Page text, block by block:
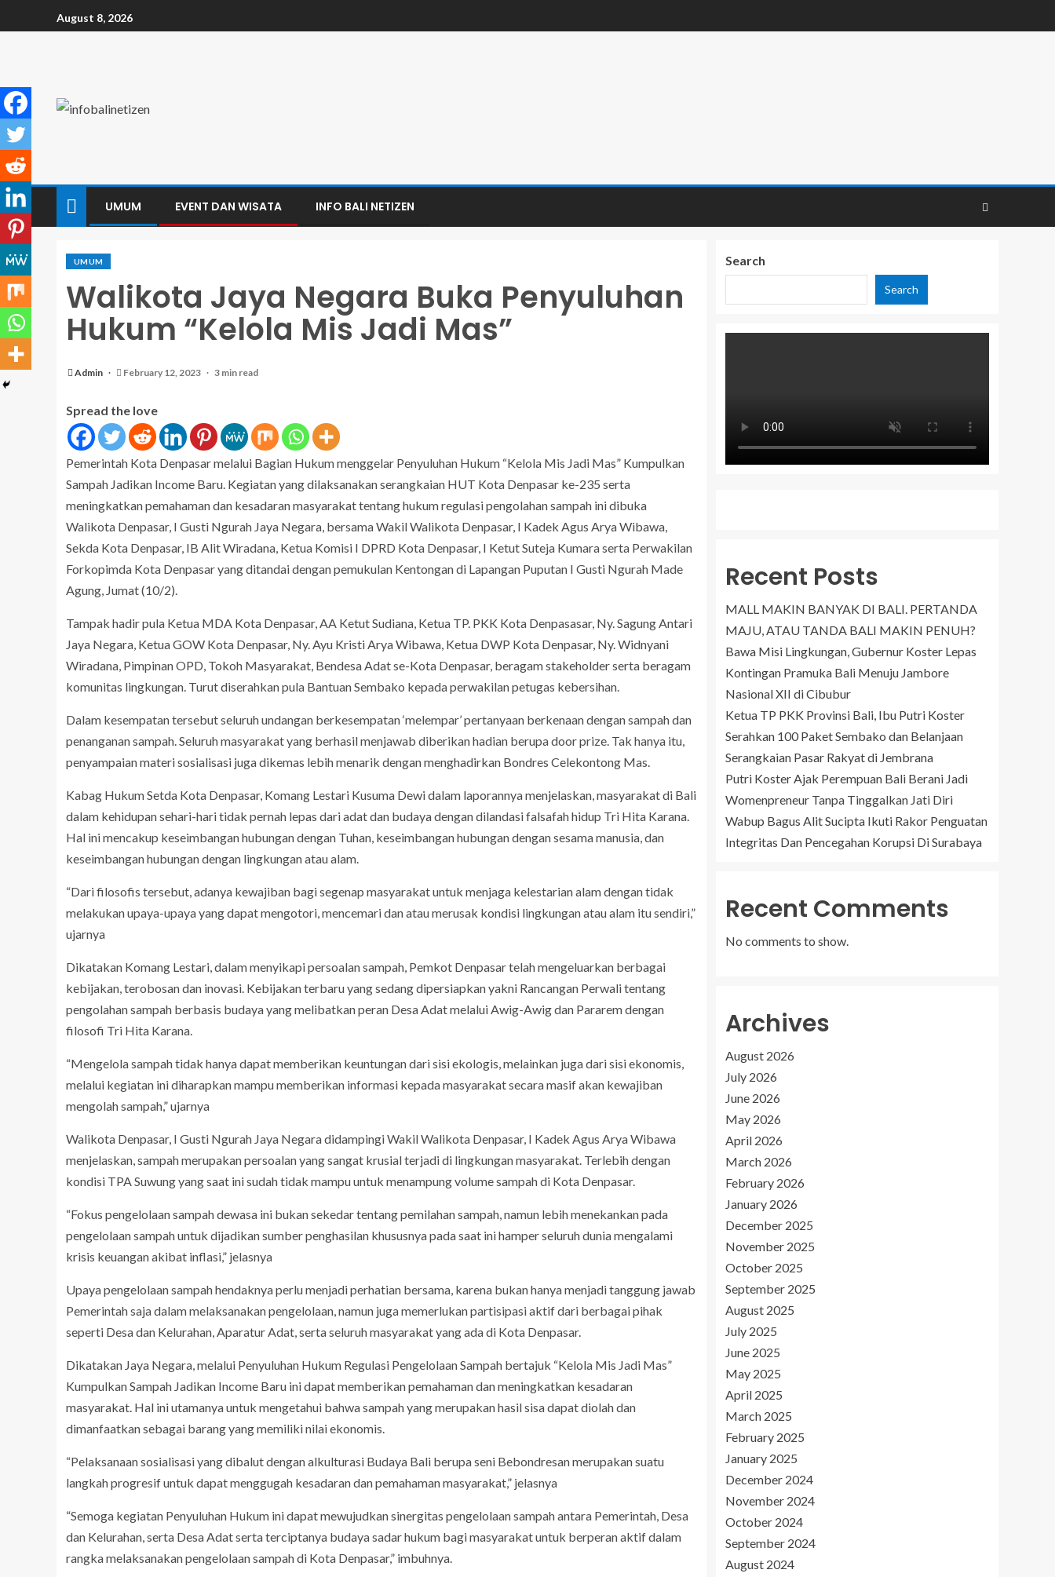
August 8, 2026
UMUM EVENT DAN WISATA INFO BALI NETIZEN
UMUM
Walikota Jaya Negara Buka Penyuluhan
Hukum “Kelola Mis Jadi Mas”
Admin February 12, 2023 3 min read
Spread the love
Pemerintah Kota Denpasar melalui Bagian Hukum menggelar Penyuluhan Hukum “Kelola Mis Jadi Mas” Kumpulkan
Sampah Jadikan Income Baru. Kegiatan yang dilaksanakan serangkaian HUT Kota Denpasar ke-235 serta
meningkatkan pemahaman dan kesadaran masyarakat tentang hukum regulasi pengolahan sampah ini dibuka
Walikota Denpasar, I Gusti Ngurah Jaya Negara, bersama Wakil Walikota Denpasar, I Kadek Agus Arya Wibawa,
Sekda Kota Denpasar, IB Alit Wiradana, Ketua Komisi I DPRD Kota Denpasar, I Ketut Suteja Kumara serta Perwakilan
Forkopimda Kota Denpasar yang ditandai dengan pemukulan Kentongan di Lapangan Puputan I Gusti Ngurah Made
Agung, Jumat (10/2).
Tampak hadir pula Ketua MDA Kota Denpasar, AA Ketut Sudiana, Ketua TP. PKK Kota Denpasasar, Ny. Sagung Antari
Jaya Negara, Ketua GOW Kota Denpasar, Ny. Ayu Kristi Arya Wibawa, Ketua DWP Kota Denpasar, Ny. Widnyani
Wiradana, Pimpinan OPD, Tokoh Masyarakat, Bendesa Adat se-Kota Denpasar, beragam stakeholder serta beragam
komunitas lingkungan. Turut diserahkan pula Bantuan Sembako kepada perwakilan petugas kebersihan.
Dalam kesempatan tersebut seluruh undangan berkesempatan ‘melempar’ pertanyaan berkenaan dengan sampah dan
penanganan sampah. Seluruh masyarakat yang berhasil menjawab diberikan hadian berupa door prize. Tak hanya itu,
penyampaian materi sosialisasi juga dikemas lebih menarik dengan menghadirkan Bondres Celekontong Mas.
Kabag Hukum Setda Kota Denpasar, Komang Lestari Kusuma Dewi dalam laporannya menjelaskan, masyarakat di Bali
dalam kehidupan sehari-hari tidak pernah lepas dari adat dan budaya dengan dilandasi falsafah hidup Tri Hita Karana.
Hal ini mencakup keseimbangan hubungan dengan Tuhan, keseimbangan hubungan dengan sesama manusia, dan
keseimbangan hubungan dengan lingkungan atau alam.
“Dari filosofis tersebut, adanya kewajiban bagi segenap masyarakat untuk menjaga kelestarian alam dengan tidak
melakukan upaya-upaya yang dapat mengotori, mencemari dan atau merusak kondisi lingkungan atau alam itu sendiri,”
ujarnya
Dikatakan Komang Lestari, dalam menyikapi persoalan sampah, Pemkot Denpasar telah mengeluarkan berbagai
kebijakan, terobosan dan inovasi. Kebijakan terbaru yang sedang dipersiapkan yakni Rancangan Perwali tentang
pengolahan sampah berbasis budaya yang melibatkan peran Desa Adat melalui Awig-Awig dan Pararem dengan
filosofi Tri Hita Karana.
“Mengelola sampah tidak hanya dapat memberikan keuntungan dari sisi ekologis, melainkan juga dari sisi ekonomis,
melalui kegiatan ini diharapkan mampu memberikan informasi kepada masyarakat secara masif akan kewajiban
mengolah sampah,” ujarnya
Walikota Denpasar, I Gusti Ngurah Jaya Negara didampingi Wakil Walikota Denpasar, I Kadek Agus Arya Wibawa
menjelaskan, sampah merupakan persoalan yang sangat krusial terjadi di lingkungan masyarakat. Terlebih dengan
kondisi TPA Suwung yang saat ini sudah tidak mampu untuk menampung volume sampah di Kota Denpasar.
“Fokus pengelolaan sampah dewasa ini bukan sekedar tentang pemilahan sampah, namun lebih menekankan pada
pengelolaan sampah untuk dijadikan sumber penghasilan khususnya pada saat ini hamper seluruh dunia mengalami
krisis keuangan akibat inflasi,” jelasnya
Upaya pengelolaan sampah hendaknya perlu menjadi perhatian bersama, karena bukan hanya menjadi tanggung jawab
Pemerintah saja dalam melaksanakan pengelolaan, namun juga memerlukan partisipasi aktif dari berbagai pihak
seperti Desa dan Kelurahan, Aparatur Adat, serta seluruh masyarakat yang ada di Kota Denpasar.
Dikatakan Jaya Negara, melalui Penyuluhan Hukum Regulasi Pengelolaan Sampah bertajuk “Kelola Mis Jadi Mas”
Kumpulkan Sampah Jadikan Income Baru ini dapat memberikan pemahaman dan meningkatkan kesadaran
masyarakat. Hal ini utamanya untuk mengetahui bahwa sampah yang merupakan hasil sisa dapat diolah dan
dimanfaatkan sebagai barang yang memiliki nilai ekonomis.
“Pelaksanaan sosialisasi yang dibalut dengan alkulturasi Budaya Bali berupa seni Bebondresan merupakan suatu
langkah progresif untuk dapat menggugah kesadaran dan pemahaman masyarakat,” jelasnya
“Semoga kegiatan Penyuluhan Hukum ini dapat mewujudkan sinergitas pengelolaan sampah antara Pemerintah, Desa
dan Kelurahan, serta Desa Adat serta terciptanya budaya sadar hukum bagi masyarakat untuk berperan aktif dalam
rangka melaksanakan pengelolaan sampah di Kota Denpasar,” imbuhnya.
Search
Search
Recent Posts
MALL MAKIN BANYAK DI BALI. PERTANDA
MAJU, ATAU TANDA BALI MAKIN PENUH?
Bawa Misi Lingkungan, Gubernur Koster Lepas
Kontingan Pramuka Bali Menuju Jambore
Nasional XII di Cibubur
Ketua TP PKK Provinsi Bali, Ibu Putri Koster
Serahkan 100 Paket Sembako dan Belanjaan
Serangkaian Pasar Rakyat di Jembrana
Putri Koster Ajak Perempuan Bali Berani Jadi
Womenpreneur Tanpa Tinggalkan Jati Diri
Wabup Bagus Alit Sucipta Ikuti Rakor Penguatan
Integritas Dan Pencegahan Korupsi Di Surabaya
Recent Comments
No comments to show.
Archives
August 2026
July 2026
June 2026
May 2026
April 2026
March 2026
February 2026
January 2026
December 2025
November 2025
October 2025
September 2025
August 2025
July 2025
June 2025
May 2025
April 2025
March 2025
February 2025
January 2025
December 2024
November 2024
October 2024
September 2024
August 2024